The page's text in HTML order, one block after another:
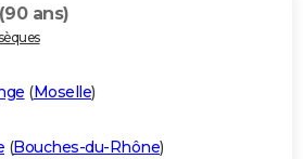
(90 ans)
(Moselle)
(Bouches-du-Rhône)